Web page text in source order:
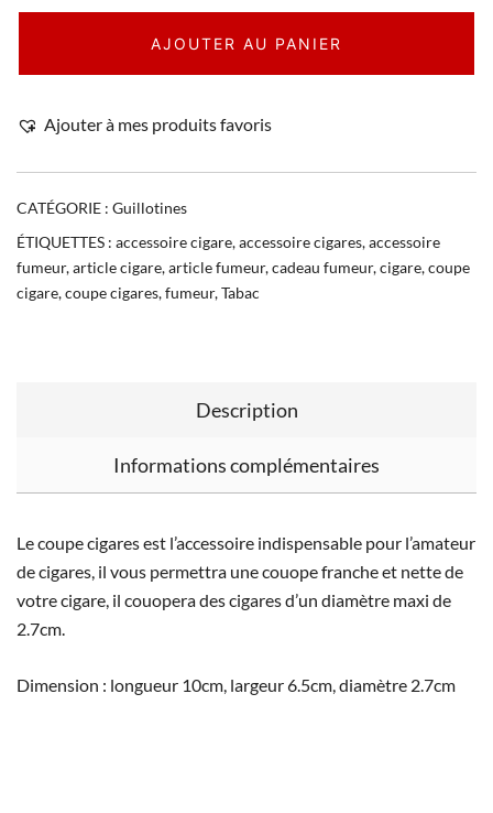
AJOUTER AU PANIER
Ajouter à mes produits favoris
CATÉGORIE : Guillotines
ÉTIQUETTES : accessoire cigare,accessoire cigares,accessoire
fumeur,article cigare,article fumeur,cadeau fumeur,cigare,coupe
cigare,coupe cigares,fumeur,Tabac
Description
Informations complémentaires
Le coupe cigares est l’accessoire indispensable pour l’amateur
de cigares, il vous permettra une couope franche et nette de
votre cigare, il couopera des cigares d’un diamètre maxi de
2.7cm.
Dimension : longueur 10cm, largeur 6.5cm, diamètre 2.7cm